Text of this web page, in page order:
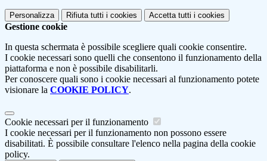
Personalizza Rifiuta tutti i cookies Accetta tutti i cookies
Gestione cookie
In questa schermata è possibile scegliere quali cookie consentire.
I cookie necessari sono quelli che consentono il funzionamento della
piattaforma e non è possibile disabilitarli.
Per conoscere quali sono i cookie necessari al funzionamento potete
visionare la COOKIE POLICY.
Cookie necessari per il funzionamento
I cookie necessari per il funzionamento non possono essere
disabilitati. È possibile consultare l'elenco nella pagina della cookie
policy.